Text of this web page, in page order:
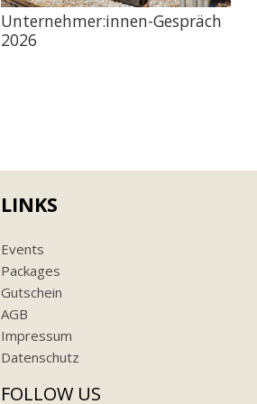
Unternehmer:innen-Gespräch
2026
LINKS
Events
Packages
Gutschein
AGB
Impressum
Datenschutz
FOLLOW US